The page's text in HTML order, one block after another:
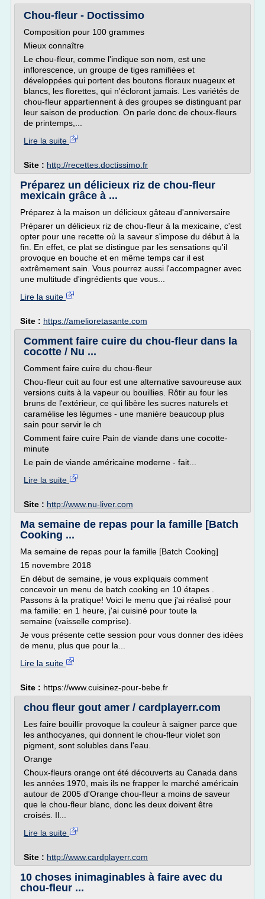
Chou-fleur - Doctissimo
Composition pour 100 grammes
Mieux connaître
Le chou-fleur, comme l'indique son nom, est une
inflorescence, un groupe de tiges ramifiées et
développées qui portent des boutons floraux nuageux et
blancs, les florettes, qui n'écloront jamais. Les variétés de
chou-fleur appartiennent à des groupes se distinguant par
leur saison de production. On parle donc de choux-fleurs
de printemps,...
Lire la suite
Site : http://recettes.doctissimo.fr
Préparez un délicieux riz de chou-fleur
mexicain grâce à ...
Préparez à la maison un délicieux gâteau d'anniversaire
Préparer un délicieux riz de chou-fleur à la mexicaine, c'est
opter pour une recette où la saveur s'impose du début à la
fin. En effet, ce plat se distingue par les sensations qu'il
provoque en bouche et en même temps car il est
extrêmement sain. Vous pourrez aussi l'accompagner avec
une multitude d'ingrédients que vous...
Lire la suite
Site : https://amelioretasante.com
Comment faire cuire du chou-fleur dans la
cocotte / Nu ...
Comment faire cuire du chou-fleur
Chou-fleur cuit au four est une alternative savoureuse aux
versions cuits à la vapeur ou bouillies. Rôtir au four les
bruns de l'extérieur, ce qui libère les sucres naturels et
caramélise les légumes - une manière beaucoup plus
sain pour servir le ch
Comment faire cuire Pain de viande dans une cocotte-
minute
Le pain de viande américaine moderne - fait...
Lire la suite
Site : http://www.nu-liver.com
Ma semaine de repas pour la famille [Batch
Cooking ...
Ma semaine de repas pour la famille [Batch Cooking]
15 novembre 2018
En début de semaine, je vous expliquais comment
concevoir un menu de batch cooking en 10 étapes .
Passons à la pratique! Voici le menu que j'ai réalisé pour
ma famille: en 1 heure, j'ai cuisiné pour toute la
semaine (vaisselle comprise).
Je vous présente cette session pour vous donner des idées
de menu, plus que pour la...
Lire la suite
Site : https://www.cuisinez-pour-bebe.fr
chou fleur gout amer / cardplayerr.com
Les faire bouillir provoque la couleur à saigner parce que
les anthocyanes, qui donnent le chou-fleur violet son
pigment, sont solubles dans l'eau.
Orange
Choux-fleurs orange ont été découverts au Canada dans
les années 1970, mais ils ne frapper le marché américain
autour de 2005 d'Orange chou-fleur a moins de saveur
que le chou-fleur blanc, donc les deux doivent être
croisés. Il...
Lire la suite
Site : http://www.cardplayerr.com
10 choses inimaginables à faire avec du
chou-fleur ...